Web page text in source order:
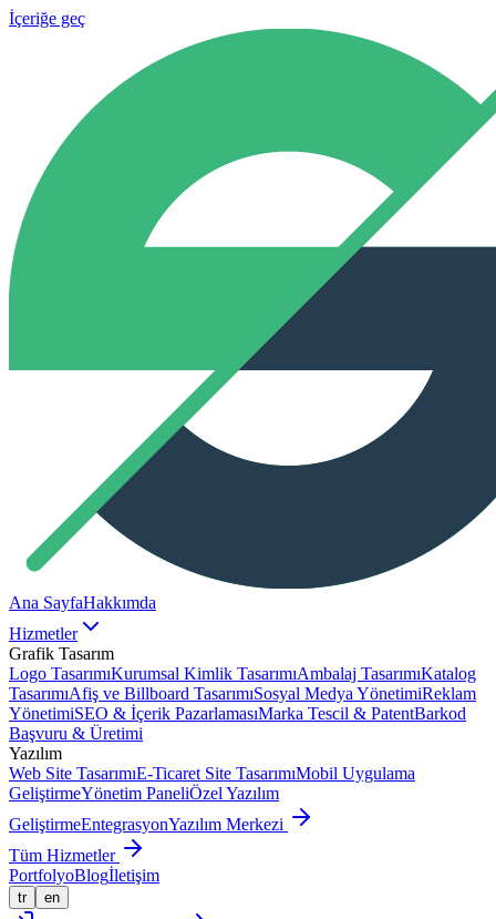
İçeriğe geç
Ana SayfaHakkımda
Hizmetler
Grafik Tasarım
Logo TasarımıKurumsal Kimlik TasarımıAmbalaj TasarımıKatalog
TasarımıAfiş ve Billboard TasarımıSosyal Medya YönetimiReklam
YönetimiSEO & İçerik PazarlamasıMarka Tescil & PatentBarkod
Başvuru & Üretimi
Yazılım
Web Site TasarımıE-Ticaret Site TasarımıMobil Uygulama
GeliştirmeYönetim PaneliÖzel Yazılım
GeliştirmeEntegrasyonYazılım Merkezi
Tüm Hizmetler
PortfolyoBlogİletişim
tr en